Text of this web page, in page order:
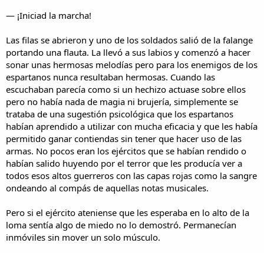
— ¡Iniciad la marcha!
Las filas se abrieron y uno de los soldados salió de la falange
portando una flauta. La llevó a sus labios y comenzó a hacer
sonar unas hermosas melodías pero para los enemigos de los
espartanos nunca resultaban hermosas. Cuando las
escuchaban parecía como si un hechizo actuase sobre ellos
pero no había nada de magia ni brujería, simplemente se
trataba de una sugestión psicológica que los espartanos
habían aprendido a utilizar con mucha eficacia y que les había
permitido ganar contiendas sin tener que hacer uso de las
armas. No pocos eran los ejércitos que se habían rendido o
habían salido huyendo por el terror que les producía ver a
todos esos altos guerreros con las capas rojas como la sangre
ondeando al compás de aquellas notas musicales.
Pero si el ejército ateniense que les esperaba en lo alto de la
loma sentía algo de miedo no lo demostró. Permanecían
inmóviles sin mover un solo músculo.